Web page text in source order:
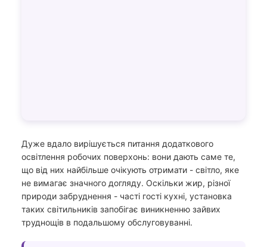
Дуже вдало вирішується питання додаткового
освітлення робочих поверхонь: вони дають саме те,
що від них найбільше очікують отримати - світло, яке
не вимагає значного догляду. Оскільки жир, різної
природи забруднення - часті гості кухні, установка
таких світильників запобігає виникненню зайвих
труднощів в подальшому обслуговуванні.